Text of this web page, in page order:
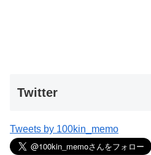
Twitter
Tweets by 100kin_memo